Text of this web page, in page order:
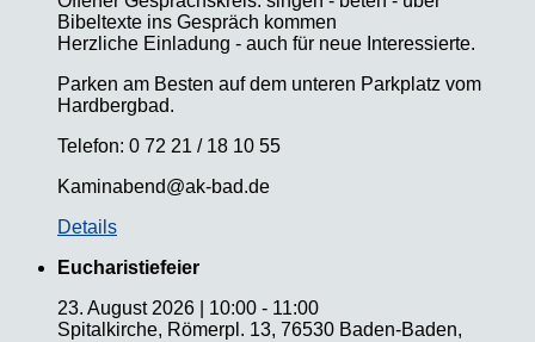
Bibeltexte ins Gespräch kommen
Herzliche Einladung - auch für neue Interessierte.
Parken am Besten auf dem unteren Parkplatz vom
Hardbergbad.
Telefon: 0 72 21 / 18 10 55
Kaminabend@ak-bad.de
Details
Eucharistiefeier
23. August 2026
10:00 - 11:00
Spitalkirche, Römerpl. 13, 76530 Baden-Baden,